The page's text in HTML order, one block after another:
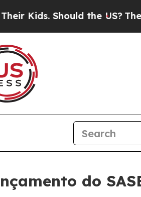
Should the US?The
do